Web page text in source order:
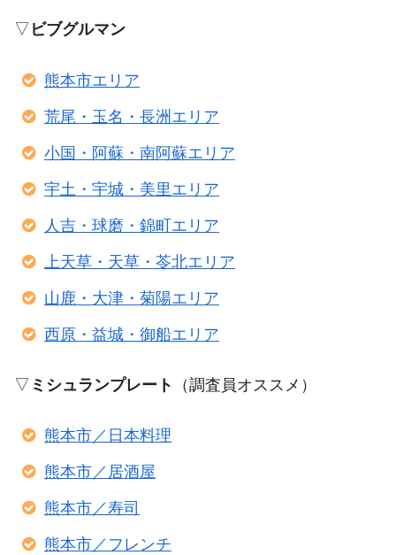
▽ ビブグルマン
熊本市エリア
荒尾・玉名・長洲エリア
小国・阿蘇・南阿蘇エリア
宇土・宇城・美里エリア
人吉・球磨・錦町エリア
上天草・天草・苓北エリア
山鹿・大津・菊陽エリア
西原・益城・御船エリア
▽ ミシュランプレート （調査員オススメ）
熊本市／日本料理
熊本市／居酒屋
熊本市／寿司
熊本市／フレンチ